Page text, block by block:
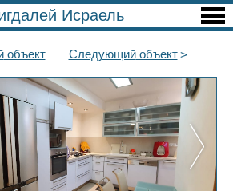
Исраель
объект Следующийобъект